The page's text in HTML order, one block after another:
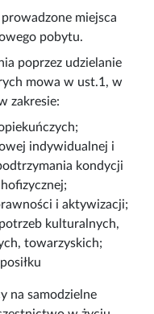
miejsca
pobytu.
poprzez udzielanie
mowa w ust.1, w
zakresie:
indywidualnej i
kondycji
i aktywizacji;
kulturalnych,
towarzyskich;
posiłku
na samodzielne